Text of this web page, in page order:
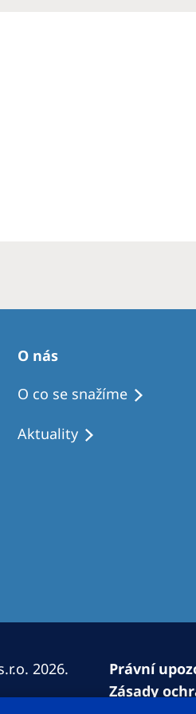
O nás
O co se snažíme
Aktuality
2026.
Právní
Zásady